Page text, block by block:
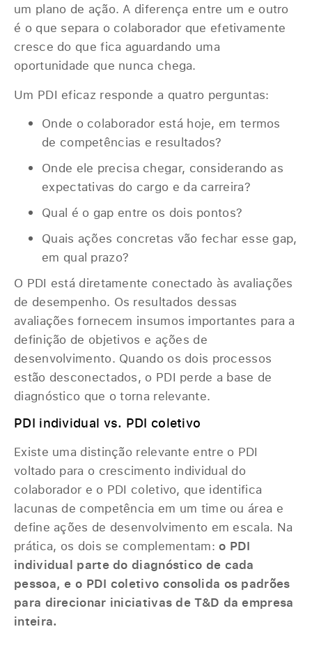
um plano de ação. A diferença entre um e outro
é o que separa o colaborador que efetivamente
cresce do que fica aguardando uma
oportunidade que nunca chega.
Um PDI eficaz responde a quatro perguntas:
Onde o colaborador está hoje, em termos
de competências e resultados?
Onde ele precisa chegar, considerando as
expectativas do cargo e da carreira?
Qual é o gap entre os dois pontos?
Quais ações concretas vão fechar esse gap,
em qual prazo?
O PDI está diretamente conectado às avaliações
de desempenho. Os resultados dessas
avaliações fornecem insumos importantes para a
definição de objetivos e ações de
desenvolvimento. Quando os dois processos
estão desconectados, o PDI perde a base de
diagnóstico que o torna relevante.
PDI individual vs. PDI coletivo
Existe uma distinção relevante entre o PDI
voltado para o crescimento individual do
colaborador e o PDI coletivo, que identifica
lacunas de competência em um time ou área e
define ações de desenvolvimento em escala. Na
prática, os dois se complementam:o PDI
individual parte do diagnóstico de cada
pessoa, e o PDI coletivo consolida os padrões
para direcionar iniciativas de T&D da empresa
inteira.